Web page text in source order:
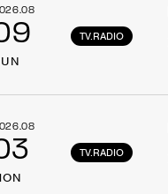
TV.RADIO
TV.RADIO